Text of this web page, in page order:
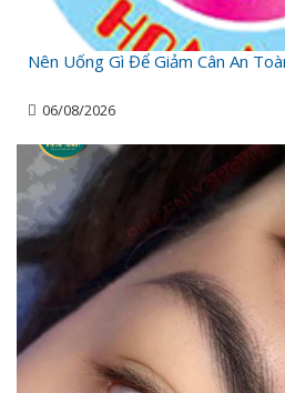
Nên Uống Gì Để Giảm Cân An
06/08/2026